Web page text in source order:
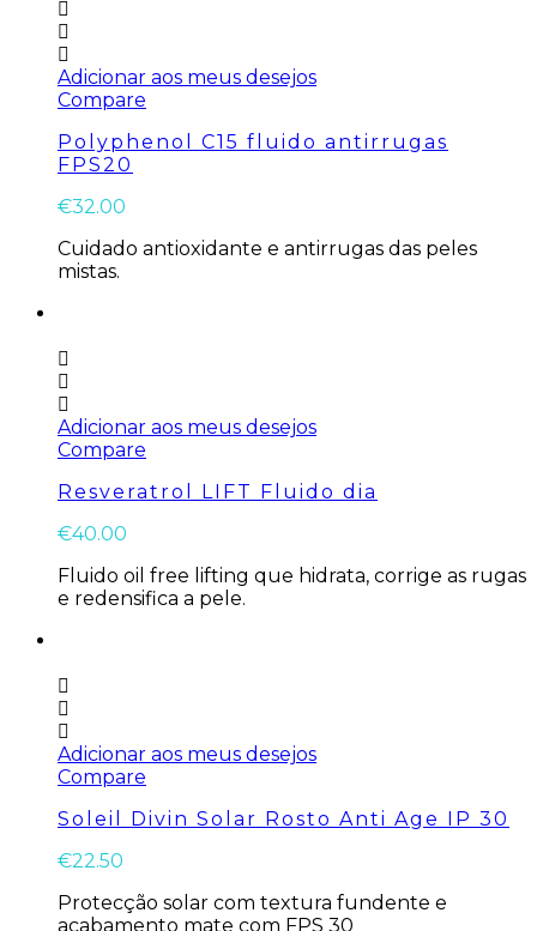
Adicionar aos meus desejos
Compare
Polyphenol C15 fluido antirrugas
FPS20
€32.00
Cuidado antioxidante e antirrugas das peles
mistas.
Adicionar aos meus desejos
Compare
Resveratrol LIFT Fluido dia
€40.00
Fluido oil free lifting que hidrata, corrige as rugas
e redensifica a pele.
Adicionar aos meus desejos
Compare
Soleil Divin Solar Rosto Anti Age IP 30
€22.50
Protecção solar com textura fundente e
acabamento mate com FPS 30